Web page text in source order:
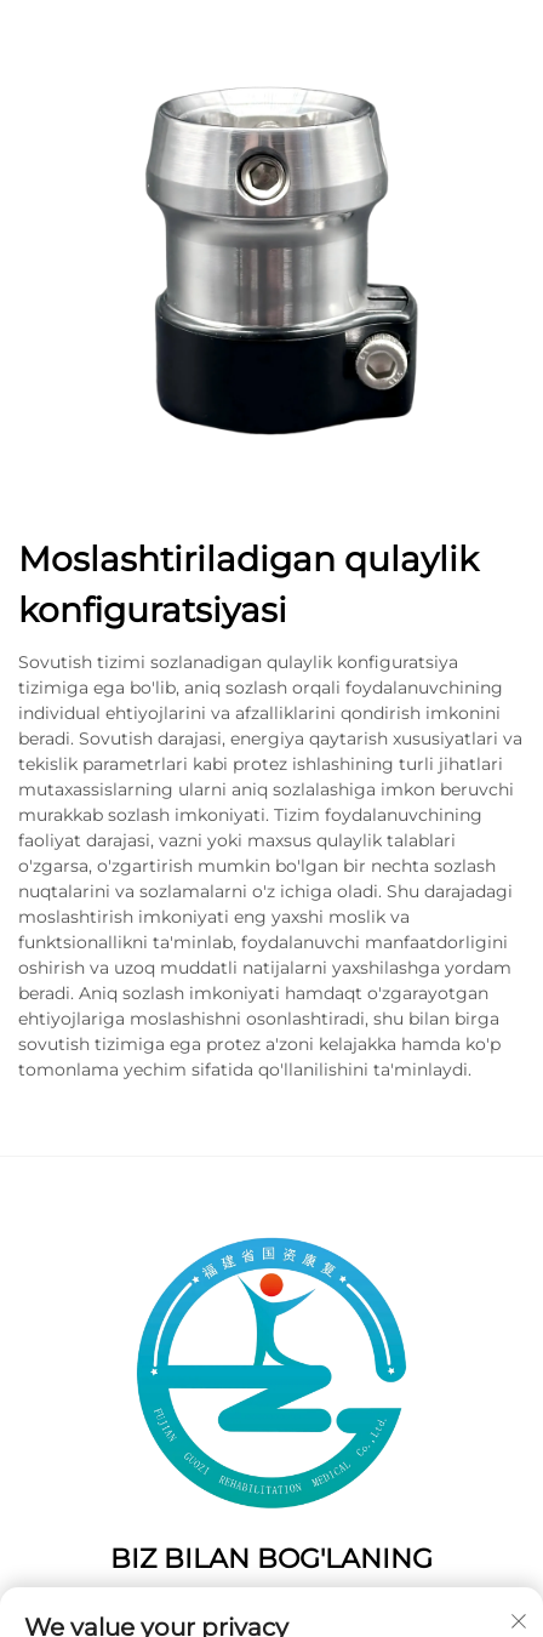
Moslashtiriladigan qulaylik
konfiguratsiyasi
Sovutish tizimi sozlanadigan qulaylik konfiguratsiya
tizimiga ega bo'lib, aniq sozlash orqali foydalanuvchining
individual ehtiyojlarini va afzalliklarini qondirish imkonini
beradi. Sovutish darajasi, energiya qaytarish xususiyatlari va
tekislik parametrlari kabi protez ishlashining turli jihatlari
mutaxassislarning ularni aniq sozlalashiga imkon beruvchi
murakkab sozlash imkoniyati. Tizim foydalanuvchining
faoliyat darajasi, vazni yoki maxsus qulaylik talablari
o'zgarsa, o'zgartirish mumkin bo'lgan bir nechta sozlash
nuqtalarini va sozlamalarni o'z ichiga oladi. Shu darajadagi
moslashtirish imkoniyati eng yaxshi moslik va
funktsionallikni ta'minlab, foydalanuvchi manfaatdorligini
oshirish va uzoq muddatli natijalarni yaxshilashga yordam
beradi. Aniq sozlash imkoniyati hamdaqt o'zgarayotgan
ehtiyojlariga moslashishni osonlashtiradi, shu bilan birga
sovutish tizimiga ega protez a'zoni kelajakka hamda ko'p
tomonlama yechim sifatida qo'llanilishini ta'minlaydi.
BIZ BILAN BOG'LANING
Fujian, Xitoy
We value your privacy